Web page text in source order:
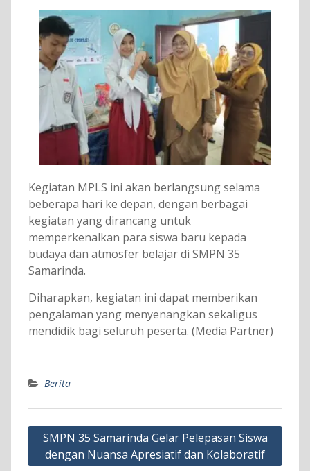
Kegiatan MPLS ini akan berlangsung selama
beberapa hari ke depan, dengan berbagai
kegiatan yang dirancang untuk
memperkenalkan para siswa baru kepada
budaya dan atmosfer belajar di SMPN 35
Samarinda.
Diharapkan, kegiatan ini dapat memberikan
pengalaman yang menyenangkan sekaligus
mendidik bagi seluruh peserta. (Media Partner)
Berita
Navigasi
pos
SMPN 35 Samarinda Gelar Pelepasan Siswa
dengan Nuansa Apresiatif dan Kolaboratif